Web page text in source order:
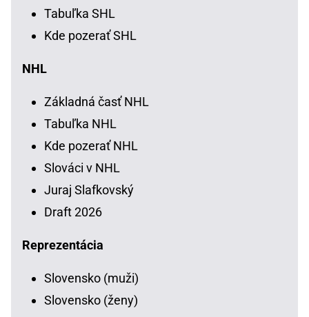
Tabuľka SHL
Kde pozerať SHL
NHL
Základná časť NHL
Tabuľka NHL
Kde pozerať NHL
Slováci v NHL
Juraj Slafkovský
Draft 2026
Reprezentácia
Slovensko (muži)
Slovensko (ženy)